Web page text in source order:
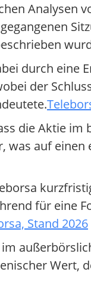
Analysen
durch eine
der
die Aktie
was auf
für eine
Stand 2026
Wert,